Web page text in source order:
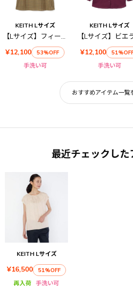
KEITH Lサイズ
【Lサイズ】フィールドチェックブラウス
¥12,100
53%OFF
手洗い可
KEITH Lサイズ
¥12,100
手洗い可
おすすめアイテム一覧
最近チェックした
KEITH Lサイズ
¥16,500 51%OFF
再入荷 手洗い可